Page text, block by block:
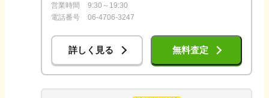
営業時間
9:30～19:30
電話番号
06-4706-3247
詳しく見る 無料査定